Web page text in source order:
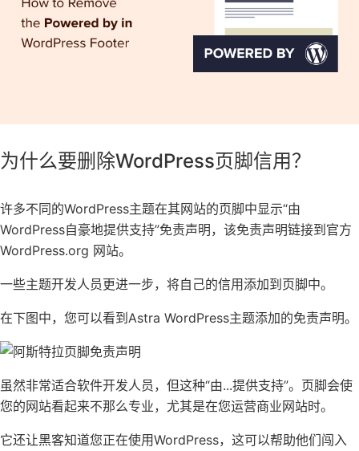
为什么要删除WordPress页脚信用？
许多不同的WordPress主题在其网站的页脚中显示“由
WordPress自豪地提供支持”免责声明，该免责声明链接到 官方
WordPress.org 网站。
一些主题开发人员更进一步，将自己的信用添加到页脚中。
在下图中，您可以看到 Astra WordPress主题添加的免责声明。
虽然非常适合软件开发人员，但这种“由...提供支持”。页脚会使
您的网站看起来不那么专业，尤其是在您运营商业网站时。
它还让黑客知道您正在使用WordPress，这可以帮助他们闯入